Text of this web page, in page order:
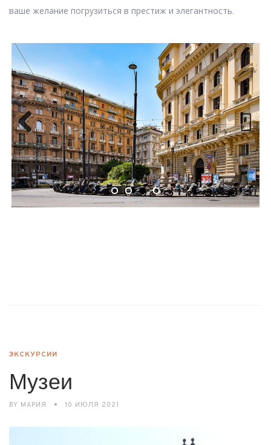
ваше желание погрузиться в престиж и элегантность.
Previ
ous
Next
ЭКСКУРСИИ
Музеи
BY МАРИЯ 10 ИЮЛЯ 2021